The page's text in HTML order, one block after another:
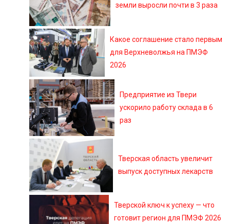
земли выросли почти в 3 раза
Какое соглашение стало первым
для Верхневолжья на ПМЭФ
2026
Предприятие из Твери
ускорило работу склада в 6
раз
Тверская область увеличит
выпуск доступных лекарств
Тверской ключ к успеху — что
готовит регион для ПМЭФ 2026